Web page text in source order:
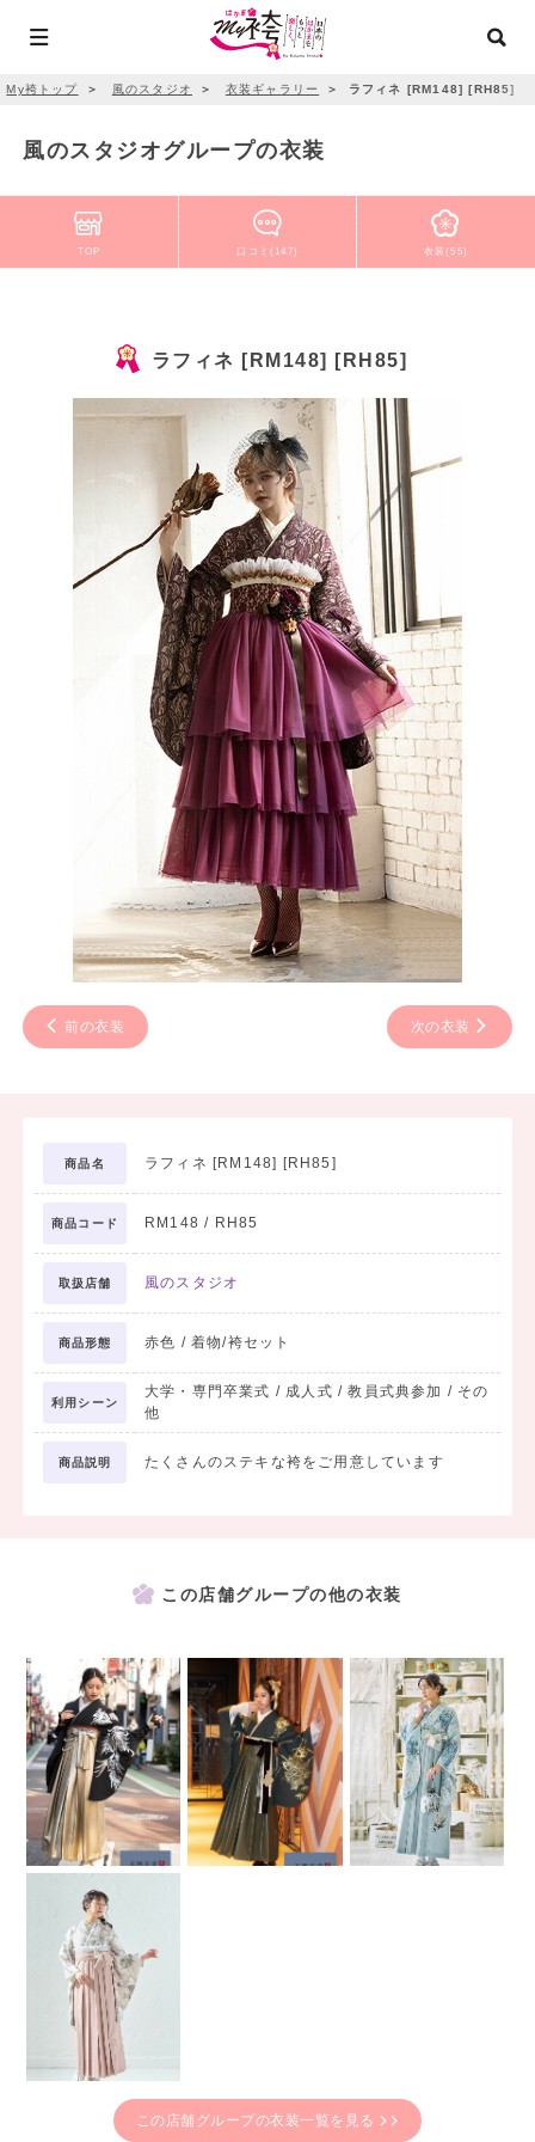
My袴トップ ＞ 風のスタジオ ＞ 衣装ギャラリー ＞ ラフィネ [RM148] [RH85]
風のスタジオグループの衣装
TOP 口コミ(147) 衣装(55)
ラフィネ [RM148] [RH85]
前の衣装 次の衣装
商品名 ラフィネ [RM148] [RH85]
商品コード RM148 / RH85
取扱店舗 風のスタジオ
商品形態 赤色 / 着物/袴セット
利用シーン
大学・専門卒業式 / 成人式 / 教員式典参加 / その
他
商品説明 たくさんのステキな袴をご用意しています
この店舗グループの他の衣装
この店舗グループの衣装一覧を見る